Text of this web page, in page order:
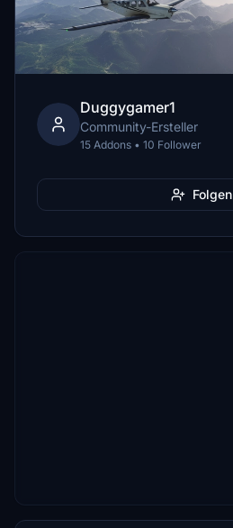
Duggygamer1
Community-Ersteller
15 Addons • 10 Follower
Folgen